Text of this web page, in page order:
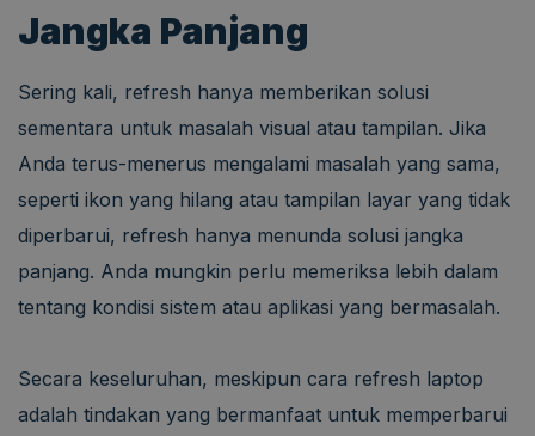
Jangka Panjang
Sering kali, refresh hanya memberikan solusi
sementara untuk masalah visual atau tampilan. Jika
Anda terus-menerus mengalami masalah yang sama,
seperti ikon yang hilang atau tampilan layar yang tidak
diperbarui, refresh hanya menunda solusi jangka
panjang. Anda mungkin perlu memeriksa lebih dalam
tentang kondisi sistem atau aplikasi yang bermasalah.
Secara keseluruhan, meskipun cara refresh laptop
adalah tindakan yang bermanfaat untuk memperbarui